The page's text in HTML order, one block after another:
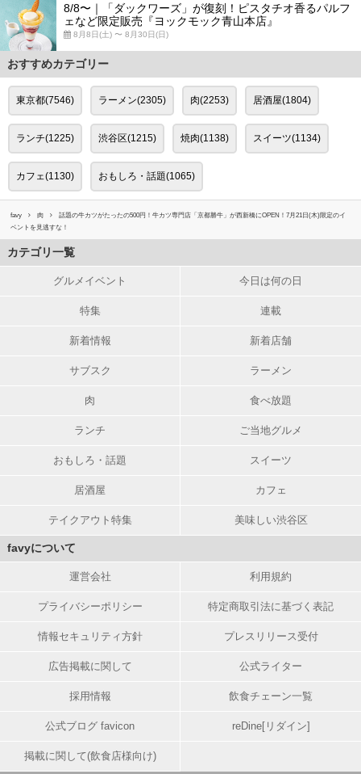
8/8〜｜「ダックワーズ」が復刻！ピスタチオ香るパルフ
ェなど限定販売『ヨックモック青山本店』
8月8日(土) 〜 8月30日(日)
おすすめカテゴリー
東京都(7546) ラーメン(2305) 肉(2253) 居酒屋(1804)
ランチ(1225) 渋谷区(1215) 焼肉(1138) スイーツ(1134)
カフェ(1130) おもしろ・話題(1065)
favy 肉
話題の牛カツがたったの500円！牛カツ専門店「京都勝牛」が西新橋にOPEN！7月21日(木)限定のイ
ベントを見逃すな！
カテゴリ一覧
グルメイベント 今日は何の日
特集 連載
新着情報 新着店舗
サブスク ラーメン
肉 食べ放題
ランチ ご当地グルメ
おもしろ・話題 スイーツ
居酒屋 カフェ
テイクアウト特集 美味しい渋谷区
favyについて
運営会社 利用規約
プライバシーポリシー 特定商取引法に基づく表記
情報セキュリティ方針 プレスリリース受付
広告掲載に関して 公式ライター
採用情報 飲食チェーン一覧
公式ブログ favicon reDine[リダイン]
掲載に関して(飲食店様向け)